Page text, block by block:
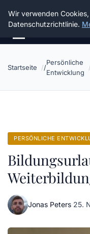
Die Schnitter
Startseite
Persönliche
Entwicklung
PERSÖNLICHE
Jonas Peters·25.
Wir verwenden
Datenschutzrichtlinie.